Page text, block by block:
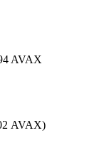
AVAX
AVAX)